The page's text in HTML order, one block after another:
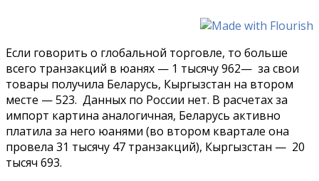
Если говорить о глобальной торговле, то больше
всего транзакций в юанях — 1 тысячу 962— за свои
товары получила Беларусь, Кыргызстан на втором
месте — 523. Данных по России нет. В расчетах за
импорт картина аналогичная, Беларусь активно
платила за него юанями (во втором квартале она
провела 31 тысячу 47 транзакций), Кыргызстан — 20
тысяч 693.